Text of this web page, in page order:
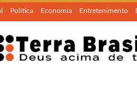
Política Economia Entretenimento